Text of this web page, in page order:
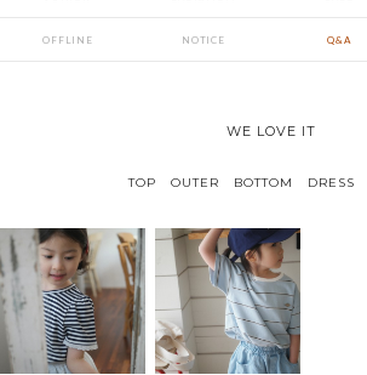
OFFLINE NOTICE Q&A
WE LOVE IT
TOP OUTER BOTTOM DRESS